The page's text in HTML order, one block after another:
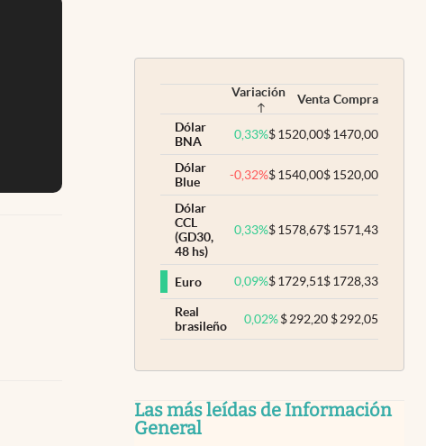
Variación Venta Compra
Dólar
BNA
0,33%$1520,00$1470,00
Dólar
Blue
-0,32%$1540,00$1520,00
Dólar
CCL
(GD30,
48 hs)
0,33%$1578,67$1571,43
Euro 0,09%$1729,51$1728,33
Real
brasileño
0,02% $292,20 $292,05
Las más leídas de Información
General